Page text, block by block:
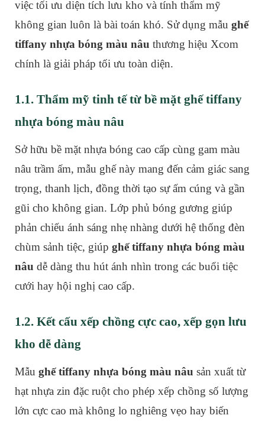
việc tối ưu diện tích lưu kho và tính thẩm mỹ
không gian luôn là bài toán khó. Sử dụng mẫu ghế
tiffany nhựa bóng màu nâu thương hiệu Xcom
chính là giải pháp tối ưu toàn diện.
1.1. Thẩm mỹ tinh tế từ bề mặt ghế tiffany
nhựa bóng màu nâu
Sở hữu bề mặt nhựa bóng cao cấp cùng gam màu
nâu trầm ấm, mẫu ghế này mang đến cảm giác sang
trọng, thanh lịch, đồng thời tạo sự ấm cúng và gần
gũi cho không gian. Lớp phủ bóng gương giúp
phản chiếu ánh sáng nhẹ nhàng dưới hệ thống đèn
chùm sảnh tiệc, giúp ghế tiffany nhựa bóng màu
nâu dễ dàng thu hút ánh nhìn trong các buổi tiệc
cưới hay hội nghị cao cấp.
1.2. Kết cấu xếp chồng cực cao, xếp gọn lưu
kho dễ dàng
Mẫu ghế tiffany nhựa bóng màu nâu sản xuất từ
hạt nhựa zin đặc ruột cho phép xếp chồng số lượng
lớn cực cao mà không lo nghiêng vẹo hay biến